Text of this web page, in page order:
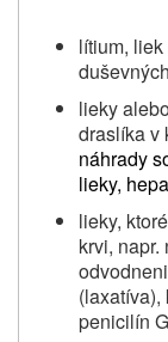
lítium,
lieky
draslíka v
náhrady
lieky,
lieky,
krvi,
penicilín